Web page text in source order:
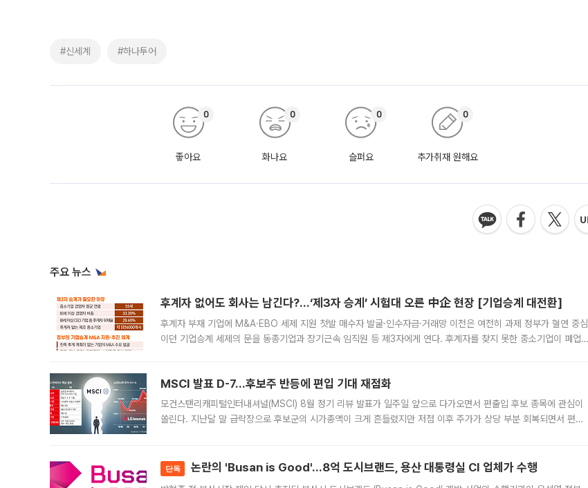
#신세계 #하나투어
좋아요
0
화나요
0
슬퍼요
0
추가취재 원해요
0
주요 뉴스
후계자 없어도 회사는 남긴다?…‘제3자 승계’ 시험대 오른 中企 현장 [기업승계 대전환]
후계자 부재 기업에 M&A·EBO 세제 지원 첫발 매수자 발굴·인수자금·거래망 이전은 여전히 과제 정부가 혈연 중심
이던 기업승계 세제의 문을 동종기업과 장기근속 임직원 등 제3자에게 연다. 후계자를 찾지 못한 중소기업이 폐업
MSCI 발표 D-7…후보주 반등에 편입 기대 재점화
모건스탠리캐피털인터내셔널(MSCI) 8월 정기 리뷰 발표가 일주일 앞으로 다가오면서 편출입 후보 종목에 관심이
쏠린다. 지난달 말 급락장으로 후보군의 시가총액이 크게 흔들렸지만 저점 이후 주가가 상당 부분 회복되면서 편입
단독 논란의 'Busan is Good'…8억 도시브랜드, 용산 대통령실 CI 업체가 수행